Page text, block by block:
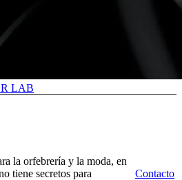
LAB
la orfebrería y la moda, en
tiene secretos para
Contacto